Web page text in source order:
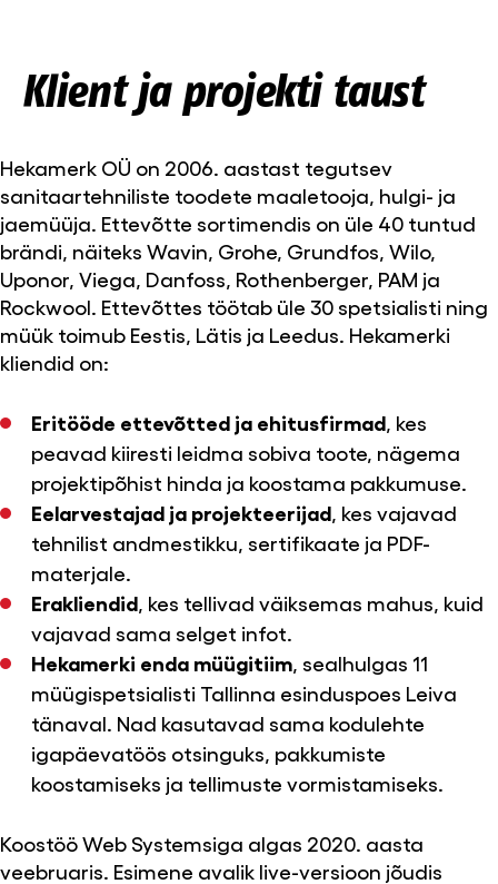
Klient ja projekti taust
Hekamerk OÜ on 2006. aastast tegutsev
sanitaartehniliste toodete maaletooja, hulgi- ja
jaemüüja. Ettevõtte sortimendis on üle 40 tuntud
brändi, näiteks Wavin, Grohe, Grundfos, Wilo,
Uponor, Viega, Danfoss, Rothenberger, PAM ja
Rockwool. Ettevõttes töötab üle 30 spetsialisti ning
müük toimub Eestis, Lätis ja Leedus. Hekamerki
kliendid on:
Eritööde ettevõtted ja ehitusfirmad, kes
peavad kiiresti leidma sobiva toote, nägema
projektipõhist hinda ja koostama pakkumuse.
Eelarvestajad ja projekteerijad, kes vajavad
tehnilist andmestikku, sertifikaate ja PDF-
materjale.
Erakliendid, kes tellivad väiksemas mahus, kuid
vajavad sama selget infot.
Hekamerki enda müügitiim, sealhulgas 11
müügispetsialisti Tallinna esinduspoes Leiva
tänaval. Nad kasutavad sama kodulehte
igapäevatöös otsinguks, pakkumiste
koostamiseks ja tellimuste vormistamiseks.
Koostöö Web Systemsiga algas 2020. aasta
veebruaris. Esimene avalik live-versioon jõudis